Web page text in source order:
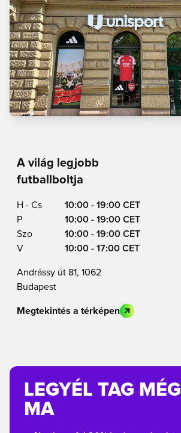
A világ legjobb
futballboltja
H - Cs
10:00 - 19:00 CET
P
10:00 - 19:00 CET
Szo
10:00 - 19:00 CET
V
10:00 - 17:00 CET
Andrássy út 81, 1062
Budapest
Megtekintés a térképen
LEGYÉL TAG MÉG
MA